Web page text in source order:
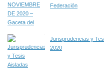
Federación
Jurisprudencias y
2020